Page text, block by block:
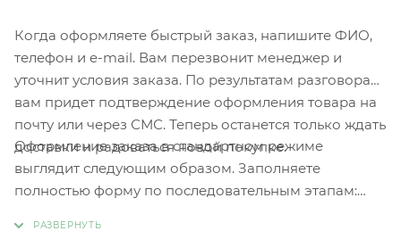
Когда оформляете быстрый заказ, напишите ФИО,
телефон и e-mail. Вам перезвонит менеджер и
уточнит условия заказа. По результатам разговора
вам придет подтверждение оформления товара на
почту или через СМС. Теперь останется только ждать
доставки и радоваться новой покупке.
Оформление заказа в стандартном режиме
выглядит следующим образом. Заполняете
полностью форму по последовательным этапам: